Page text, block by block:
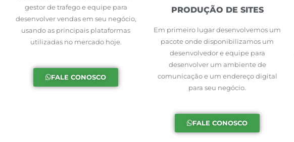
gestor de trafego e equipe para
desenvolver vendas em seu negócio,
usando as principais plataformas
utilizadas no mercado hoje.
FALE CONOSCO
PRODUÇÃO DE SITES
Em primeiro lugar desenvolvemos um
pacote onde disponibilizamos um
desenvolvedor e equipe para
desenvolver um ambiente de
comunicação e um endereço digital
para seu negócio.
FALE CONOSCO